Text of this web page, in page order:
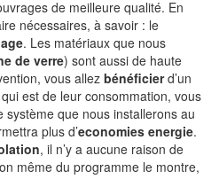
de meilleure qualité. En
nécessaires, à savoir : le
. Les matériaux que nous
de verre) sont aussi de haute
vous allez bénéficierd’un
est de leur consommation, vous
système que nous installerons au
plus d’economies energie.
, il n’y a aucune raison de
même du programme le montre,